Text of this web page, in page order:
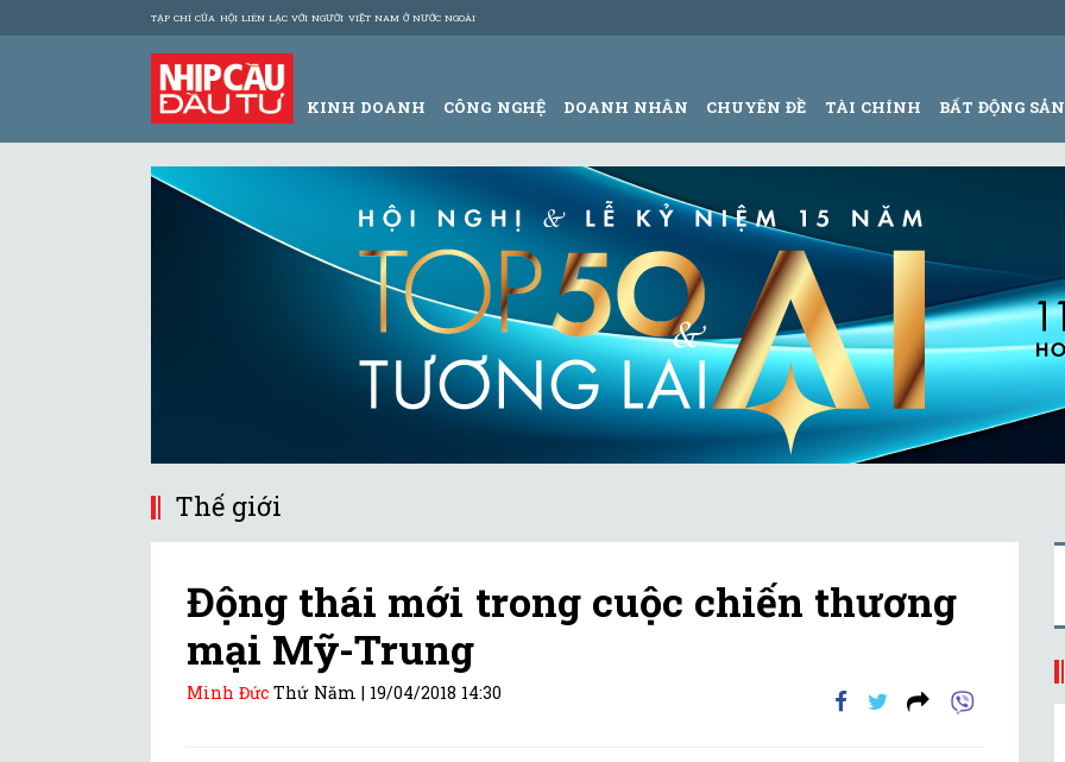
TẠP CHÍ CỦA HỘI LIÊN LẠC VỚI NGƯỜI VIỆT NAM Ở NƯỚC NGOÀI
KINH DOANH CÔNG NGHỆ DOANH NHÂN CHUYÊN ĐỀ TÀI CHÍNH BẤT ĐỘNG SẢN
Thế giới
Động thái mới trong cuộc chiến thương
mại Mỹ-Trung
Minh Đức Thứ Năm | 19/04/2018 14:30